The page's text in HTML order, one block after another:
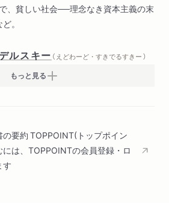
で、貧しい社会──理念なき資本主義の末
。
ルスキー （ えどわーど・すきでるすきー ）
もっと見る
の要約 TOPPOINT(トップポイン
は、TOPPOINTの会員登録・ロ
す